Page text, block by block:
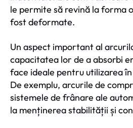
le permite să revină la forma
fost deformate.
Un aspect important al
capacitatea lor de a absorbi
face ideale pentru utilizarea
De exemplu, arcurile de
sistemele de frânare ale
la menținerea stabilității și